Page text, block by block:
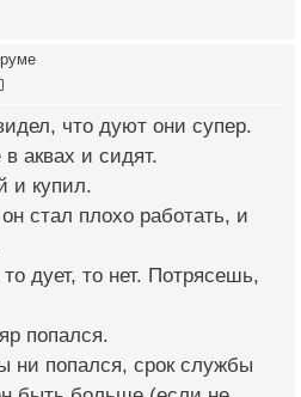
что дуют они супер.
аквах и сидят.
и купил.
стал плохо работать, и
дует, то нет. Потрясешь,
попался.
ни попался, срок службы